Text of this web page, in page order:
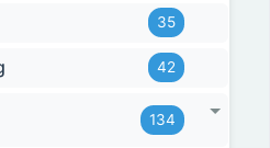
35
42
134